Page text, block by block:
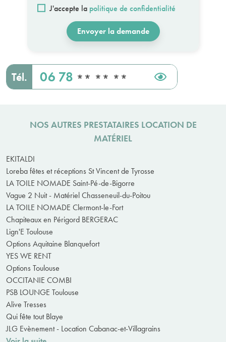
J'accepte la politique de confidentialité
Envoyer la demande
Tél. 06 78 ** ** **
NOS AUTRES PRESTATAIRES LOCATION DE
MATÉRIEL
EKITALDI
Loreba fêtes et réceptions St Vincent de Tyrosse
LA TOILE NOMADE Saint-Pé-de-Bigorre
Vague 2 Nuit - Matériel Chasseneuil-du-Poitou
LA TOILE NOMADE Clermont-le-Fort
Chapiteaux en Périgord BERGERAC
Lign'E Toulouse
Options Aquitaine Blanquefort
YES WE RENT
Options Toulouse
OCCITANIE COMBI
PSB LOUNGE Toulouse
Alive Tresses
Qui fête tout Blaye
JLG Evènement - Location Cabanac-et-Villagrains